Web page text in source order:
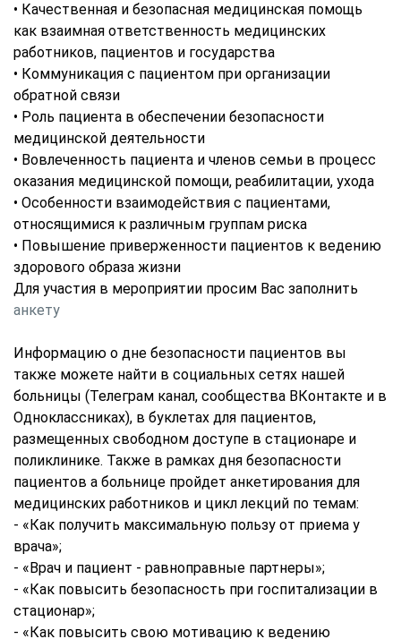
• Качественная и безопасная медицинская помощь
как взаимная ответственность медицинских
работников, пациентов и государства
• Коммуникация с пациентом при организации
обратной связи
• Роль пациента в обеспечении безопасности
медицинской деятельности
• Вовлеченность пациента и членов семьи в процесс
оказания медицинской помощи, реабилитации, ухода
• Особенности взаимодействия с пациентами,
относящимися к различным группам риска
• Повышение приверженности пациентов к ведению
здорового образа жизни
Для участия в мероприятии просим Вас заполнить
анкету
Информацию о дне безопасности пациентов вы
также можете найти в социальных сетях нашей
больницы (Телеграм канал, сообщества ВКонтакте и в
Одноклассниках), в буклетах для пациентов,
размещенных свободном доступе в стационаре и
поликлинике. Также в рамках дня безопасности
пациентов а больнице пройдет анкетирования для
медицинских работников и цикл лекций по темам:
- «Как получить максимальную пользу от приема у
врача»;
- «Врач и пациент - равноправные партнеры»;
- «Как повысить безопасность при госпитализации в
стационар»;
- «Как повысить свою мотивацию к ведению